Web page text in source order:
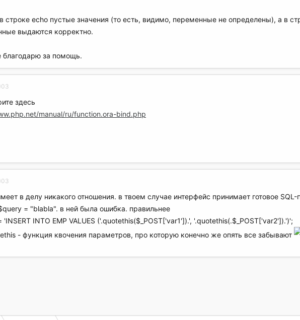
строке echo пустые значения (то есть, видимо, переменные не определены), а в
выдаются корректно.
благодарю за помощь.
здесь
manual/ru/function.ora-bind.php
в делу никакого отношения. в твоем случае интерфейс принимает готовое
= "blabla". в ней была ошибка. правильнее
'INSERT INTO EMP VALUES ('.quotethis($_POST['var1']).', '.quotethis(.$_POST['var2']).')';
- функция квочения параметров, про которую конечно же опять все забывают